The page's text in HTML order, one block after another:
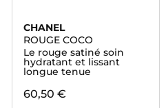
CHANEL
ROUGE COCO
Le rouge satiné soin
hydratant et lissant
longue tenue
60,50 €